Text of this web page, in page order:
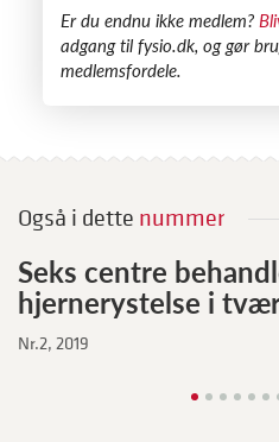
​Er du endnu ikke medlem?
adgang til fysio.dk, og gør
medlemsfordele.
Også i dette nummer
Seks centre
hjernerystelse i
Nr.2, 2019